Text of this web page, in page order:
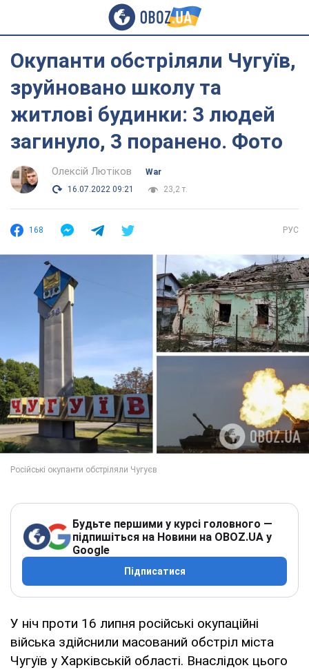
Окупанти обстріляли Чугуїв,
зруйновано школу та
житлові будинки: 3 людей
загинуло, 3 поранено. Фото
Олексій Лютіков
War
16.07.2022 09:21
23,2 т.
168 РУС
Будьте першими у курсі головного —
підпишіться на Новини на OBOZ.UA у
Google
Підписатися
У ніч проти 16 липня російські окупаційні
війська здійснили масований обстріл міста
Чугуїв у Харківській області. Внаслідок цього